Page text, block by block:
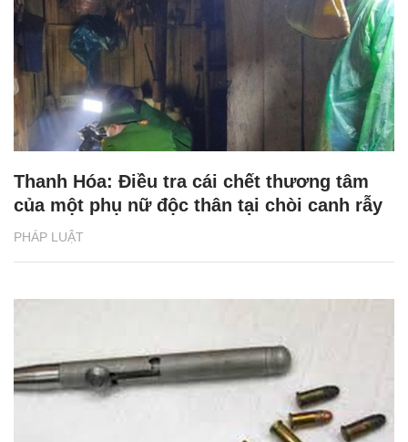
PHÁP LUẬT
Thanh Hóa: Điều tra cái chết thương tâm
của một phụ nữ độc thân tại chòi canh rẫy